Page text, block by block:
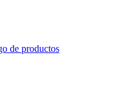
de productos